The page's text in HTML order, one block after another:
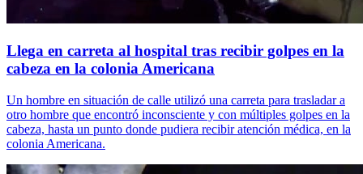
Llega en carreta al hospital tras recibir golpes en la
cabeza en la colonia Americana
Un hombre en situación de calle utilizó una carreta para trasladar a
otro hombre que encontró inconsciente y con múltiples golpes en la
cabeza, hasta un punto donde pudiera recibir atención médica, en la
colonia Americana.